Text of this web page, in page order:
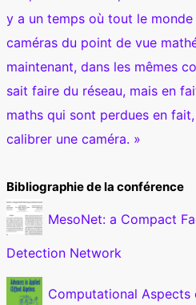
y a un temps où tout le
caméras du point de vue
maintenant, dans les mêmes
sait faire du réseau, mais en
maths qui sont perdues en
calibrer une caméra. »
Bibliographie de la conférence
MesoNet: a Compact
Detection Network
Computational